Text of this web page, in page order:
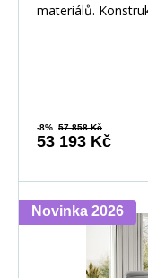
materiálů.
-8% 57 858 Kč
53 193 Kč
Novinka 2026